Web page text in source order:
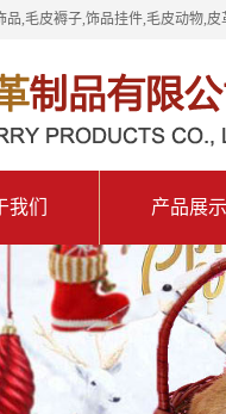
,毛皮褥子,饰品挂件,毛皮动物,
我们 产品展示